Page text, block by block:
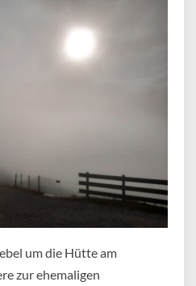
um die Hütte am
zur ehemaligen